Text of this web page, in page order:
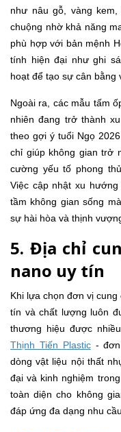
như nâu gỗ, vàng
chuộng nhờ khả năng
phù hợp với bản mệnh
tính hiện đại như ghi
hoạt để tạo sự cân bằng
Ngoài ra, các mẫu tấm
nhiên đang trở thành
theo gợi ý tuổi Ngọ
chỉ giúp không gian trở
cường yếu tố phong
Việc cập nhật xu
tầm không gian sống
sự hài hòa và thịnh
5. Địa chỉ
nano uy tín
Khi lựa chọn đơn vị
tín và chất lượng luôn
thương hiệu được
Thịnh Tiến Plastic- đơn
dòng vật liệu nội thất
đại và kinh nghiệm
toàn diện cho không
đáp ứng đa dạng nhu